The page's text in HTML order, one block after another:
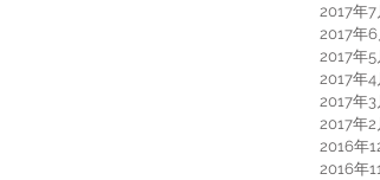
2017年7
2017年6
2017年5
2017年4
2017年3
2017年2
2016年
2016年